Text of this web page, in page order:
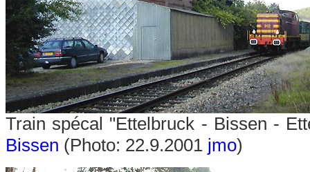
Train spécal "Ettelbruck - Bissen -
Bissen (Photo: 22.9.2001 jmo)